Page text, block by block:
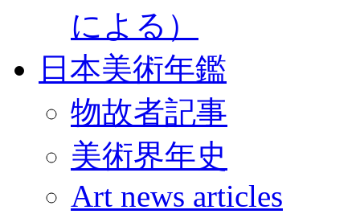
による）
日本美術年鑑
物故者記事
美術界年史
Art news articles